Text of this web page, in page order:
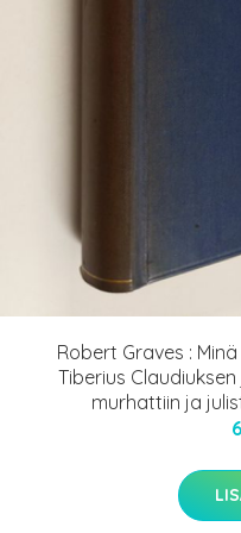
Robert Graves :
Tiberius
murhattiin ja